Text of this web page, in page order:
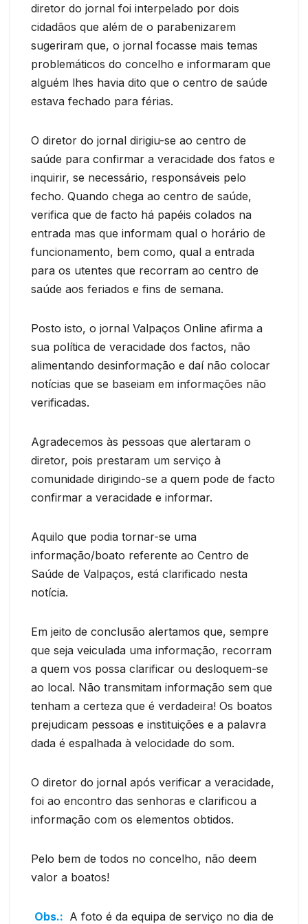
diretor do jornal foi interpelado por dois
cidadãos que além de o parabenizarem
sugeriram que, o jornal focasse mais temas
problemáticos do concelho e informaram que
alguém lhes havia dito que o centro de saúde
estava fechado para férias.
O diretor do jornal dirigiu-se ao centro de
saúde para confirmar a veracidade dos fatos e
inquirir, se necessário, responsáveis pelo
fecho. Quando chega ao centro de saúde,
verifica que de facto há papéis colados na
entrada mas que informam qual o horário de
funcionamento, bem como, qual a entrada
para os utentes que recorram ao centro de
saúde aos feriados e fins de semana.
Posto isto, o jornal Valpaços Online afirma a
sua política de veracidade dos factos, não
alimentando desinformação e daí não colocar
notícias que se baseiam em informações não
verificadas.
Agradecemos às pessoas que alertaram o
diretor, pois prestaram um serviço à
comunidade dirigindo-se a quem pode de facto
confirmar a veracidade e informar.
Aquilo que podia tornar-se uma
informação/boato referente ao Centro de
Saúde de Valpaços, está clarificado nesta
notícia.
Em jeito de conclusão alertamos que, sempre
que seja veiculada uma informação, recorram
a quem vos possa clarificar ou desloquem-se
ao local. Não transmitam informação sem que
tenham a certeza que é verdadeira! Os boatos
prejudicam pessoas e instituições e a palavra
dada é espalhada à velocidade do som.
O diretor do jornal após verificar a veracidade,
foi ao encontro das senhoras e clarificou a
informação com os elementos obtidos.
Pelo bem de todos no concelho, não deem
valor a boatos!
Obs.: A foto é da equipa de serviço no dia de